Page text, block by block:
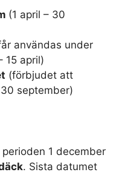
(1 april – 30
användas under
15 april)
(förbjudet att
september)
1 december
. Sista datumet